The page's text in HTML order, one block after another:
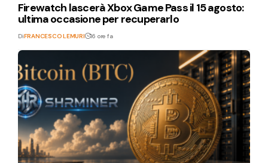
Firewatch lascerà Xbox Game Pass il 15 agosto:
ultima occasione per recuperarlo
DiFRANCESCO LEMURI 16 ore fa